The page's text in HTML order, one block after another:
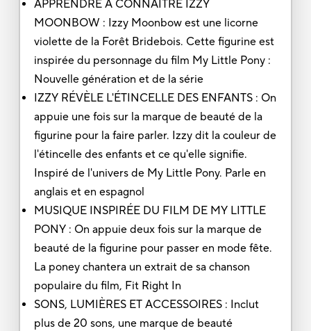
APPRENDRE À CONNAÎTRE IZZY
MOONBOW : Izzy Moonbow est une licorne
violette de la Forêt Bridebois. Cette figurine est
inspirée du personnage du film My Little Pony :
Nouvelle génération et de la série
IZZY RÉVÈLE L'ÉTINCELLE DES ENFANTS : On
appuie une fois sur la marque de beauté de la
figurine pour la faire parler. Izzy dit la couleur de
l'étincelle des enfants et ce qu'elle signifie.
Inspiré de l'univers de My Little Pony. Parle en
anglais et en espagnol
MUSIQUE INSPIRÉE DU FILM DE MY LITTLE
PONY : On appuie deux fois sur la marque de
beauté de la figurine pour passer en mode fête.
La poney chantera un extrait de sa chanson
populaire du film, Fit Right In
SONS, LUMIÈRES ET ACCESSOIRES : Inclut
plus de 20 sons, une marque de beauté